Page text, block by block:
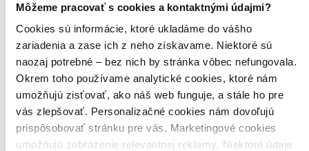
Môžeme pracovať s cookies a kontaktnými údajmi?
Cookies sú informácie, ktoré ukladáme do vášho
zariadenia a zase ich z neho získavame. Niektoré sú
naozaj potrebné – bez nich by stránka vôbec nefungovala.
Okrem toho používame analytické cookies, ktoré nám
umožňujú zisťovať, ako náš web funguje, a stále ho pre
vás zlepšovať. Personalizačné cookies nám dovoľujú
prispôsobovať stránku pre vás. Marketingové cookies
umožňujú zobrazenie relevantnej reklamy. Niektoré údaje
Našli sme0titulov
Zoradiť podľa:
Filtrovať